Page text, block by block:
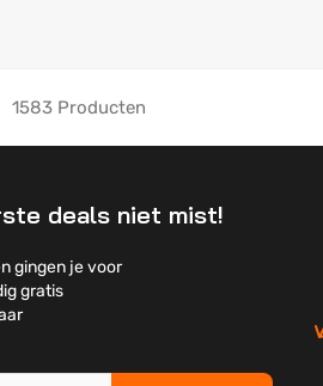
1583 Producten
deals niet mist!
gingen je voor
gratis